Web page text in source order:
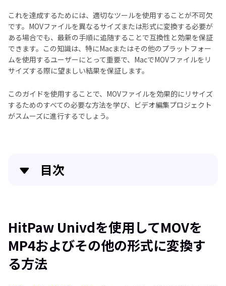
これを達成するためには、適切なツールを使用することが不可欠
です。MOVファイルを異なるサイズまたは形式に変換する必要が
ある場合でも、最新の手順に追随することで互換性と効果を保証
できます。この知識は、特にMacまたはその他のプラットフォー
ムを使用するユーザーにとって重要で、MacでMOVファイルをリ
サイズする際に望ましい結果を保証します。
このガイドを使用することで、MOVファイルを効果的にリサイズ
するためのすべての必要な方法を学び、ビデオ編集プロジェクト
がスムーズに進行するでしょう。
目次
HitPaw Univdを使用してMOVの幅と高さを変更する
方法
Adobe Expressを使用してオンラインでMOVをリサイ
HitPaw Univdを使用してMOVを
MP4およびその他の形式に変換す
る方法